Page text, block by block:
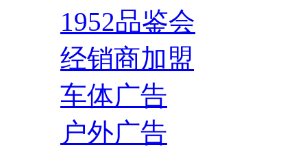
1952品鉴会
经销商加盟
车体广告
户外广告